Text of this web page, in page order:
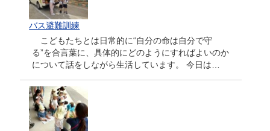
バス避難訓練
こどもたちとは日常的に“自分の命は自分で守
る”を合言葉に、具体的にどのようにすればよいのか
について話をしながら生活しています。 今日は…